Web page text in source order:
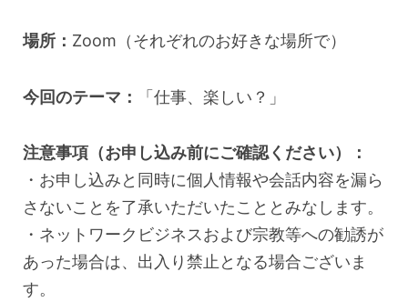
場所： Zoom（それぞれのお好きな場所で）
今回のテーマ： 「仕事、楽しい？」
注意事項（お申し込み前にご確認ください）：
・お申し込みと同時に個人情報や会話内容を漏ら
さないことを了承いただいたこととみなします。
・ネットワークビジネスおよび宗教等への勧誘が
あった場合は、出入り禁止となる場合ございま
す。